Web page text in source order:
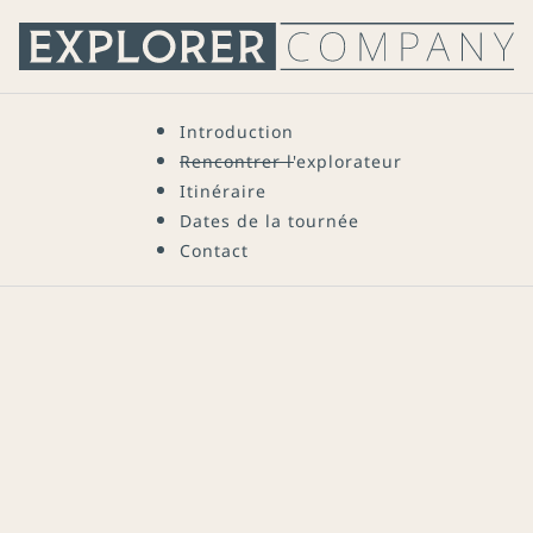
Introduction
Rencontrer l'explorateur
Itinéraire
Dates de la tournée
Contact